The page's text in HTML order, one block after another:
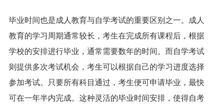
毕业时间也是成人教育与自学考试的重要区别之一。成人
教育的学习周期通常较长，考生在完成所有课程后，根据
学校的安排进行毕业，通常需要数年的时间。而自学考试
则提供多次考试机会，考生可以根据自己的学习进度选择
参加考试。只要所有科目通过，考生便可申请毕业，最快
可在一年半内完成。这种灵活的毕业时间安排，使得自考